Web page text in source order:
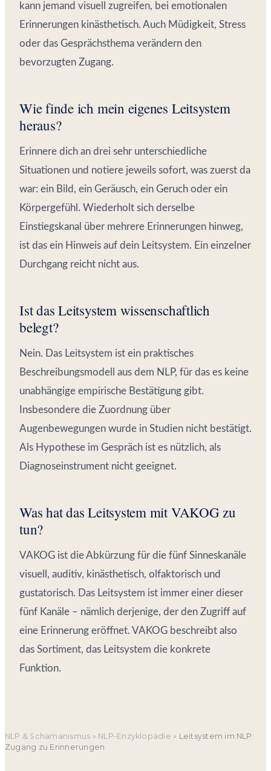
kann jemand visuell zugreifen, bei emotionalen
Erinnerungen kinästhetisch. Auch Müdigkeit, Stress
oder das Gesprächsthema verändern den
bevorzugten Zugang.
Wie finde ich mein eigenes Leitsystem
heraus?
Erinnere dich an drei sehr unterschiedliche
Situationen und notiere jeweils sofort, was zuerst da
war: ein Bild, ein Geräusch, ein Geruch oder ein
Körpergefühl. Wiederholt sich derselbe
Einstiegskanal über mehrere Erinnerungen hinweg,
ist das ein Hinweis auf dein Leitsystem. Ein einzelner
Durchgang reicht nicht aus.
Ist das Leitsystem wissenschaftlich
belegt?
Nein. Das Leitsystem ist ein praktisches
Beschreibungsmodell aus dem NLP, für das es keine
unabhängige empirische Bestätigung gibt.
Insbesondere die Zuordnung über
Augenbewegungen wurde in Studien nicht bestätigt.
Als Hypothese im Gespräch ist es nützlich, als
Diagnoseinstrument nicht geeignet.
Was hat das Leitsystem mit VAKOG zu
tun?
VAKOG ist die Abkürzung für die fünf Sinneskanäle
visuell, auditiv, kinästhetisch, olfaktorisch und
gustatorisch. Das Leitsystem ist immer einer dieser
fünf Kanäle – nämlich derjenige, der den Zugriff auf
eine Erinnerung eröffnet. VAKOG beschreibt also
das Sortiment, das Leitsystem die konkrete
Funktion.
NLP & Schamanismus » NLP-Enzyklopädie » Leitsystem im NLP:
Zugang zu Erinnerungen